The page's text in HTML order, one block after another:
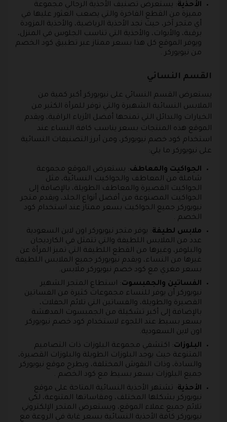
الأحذية: يستعرض تصنيف الأحذية الرجالي مجموعة
مميزة من القطع الفاخرة والتي يصعب العثور عليها في
أي متجر آخر، حيث نجد الأحذية الرياضية، والأحذية المزودة
برقبة، والأبوات، والأحذية التي تناسب الجلوس في المنزل،
ويوفر الموقع كل هذا بسعر ممتاز عبر تطبيق كود الخصم
من نيويوركر .
القسم النسائي
يستعرض القسم النسائي على نيويوركر أكبر كمية من
الملابس النسائية الشهيرة والتي توفر للمرأة الكثير من
الخيارات والبدائل التي تمنحها أفضل الأزياء الراقية، ويقدم
الموقع هذه المنتجات بسعر يناسب كافة النساء عند
استخدام كود خصم نيويوركر، ومن أبرز التصنيفات النسائية
على نيويوركر ما يلي:
الجواكيت والمعاطف: يستعرض الموقع مجموعة
شاملة من المعاطف والجواكيت النسائية، مثل
الجواكيت القصيرة والمعاطف الطويلة، بالإضافة إلى
الجواكيت المصنوعة من أفضل أنواع الجلد، ويقدم متجر
نيويوركر جميع الجواكيت بسعر ممتاز عند استخدام كود
الخصم .
ملابس لطيفة: يوفر متجر نيويوركر اون لاين السعودية
عدد من الملابس اللطيفة والتي تتمثل في الكارديجان
والبلوفر، وغيرها من القطع اللطيفة التي تميز المرأة عن
غيرها من النساء، ويقدم نيويوركر جميع الملابس اللطيفة
بسعر مغري مع كود خصم نيويوركر ملابس.
الفساتين والجمبسوت: استطاع المتجر الشهير
نيويوركر أن يوفر للنساء مجموعات كثيرة من الفساتين
القصيرة والطويلة، والفساتين التي تلائم الحفلات،
بالإضافة إلى أكبر تشكيلة من الجمبسوت المدهشة
بسعر بسيط عند اللجوء لاستخدام كود خصم نيويوركر
اون لاين السعودية.
البلوزات: اكتشفي مجموعة البلوزات ذات التصاميم
المتنوعة حيث يوجد البلوزات الطويلة والبلوزات القصيرة،
والسادة، وذات النقوش المختلفة، ويطرح موقع نيويوركر
جميع البلوزات بسعر بسيط مع كود الخصم .
الأحذية: تشتهر الأحذية النسائية المتاحة على موقع
نيويوركر بشكلها المختلف، ومقاساتها المتنوعة، لكي
تلائم جميع عملاء الموقع، ويستعرض المتجر الإلكتروني
نيويوركر كافة الأحذية النسائية بسعر غاية في الروعة مع